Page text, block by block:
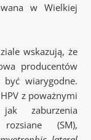
w Wielkiej
wskazują, że
producentów
wiarygodne.
z poważnymi
zaburzenia
rozsiane (SM),